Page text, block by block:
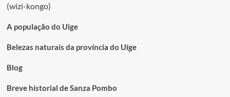
(wizi-kongo)
A população do Uige
Belezas naturais da província do Uíge
Blog
Breve historial de Sanza Pombo